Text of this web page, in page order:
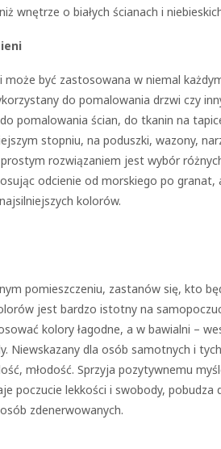
wnętrze o białych ścianach i
być zastosowana w niemal
do pomalowania drzwi czy
pomalowania ścian, do tkanin na
stopniu, na poduszki, wazony,
rozwiązaniem jest wybór
odcienie od morskiego po
kolorów.
pomieszczeniu, zastanów się, kto
jest bardzo istotny na
kolory łagodne, a w bawialni –
Niewskazany dla osób samotnych i
młodość. Sprzyja pozytywnemu
poczucie lekkości i swobody,
zdenerwowanych.